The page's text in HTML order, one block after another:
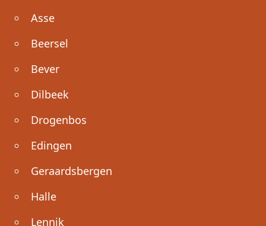
Asse
Beersel
Bever
Dilbeek
Drogenbos
Edingen
Geraardsbergen
Halle
Lennik